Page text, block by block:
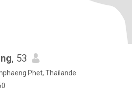
, 53
Phet, Thailande